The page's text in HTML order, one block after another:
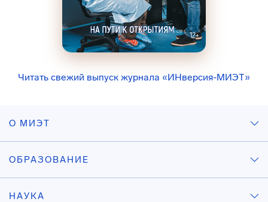
Читать свежий выпуск журнала «ИНверсия-МИЭТ»
О МИЭТ
ОБРАЗОВАНИЕ
НАУКА